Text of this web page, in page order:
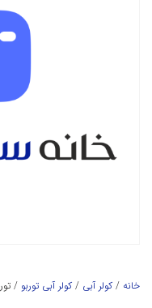
خانه / کولر آبي / کولر آبي توربو / توربو 4000